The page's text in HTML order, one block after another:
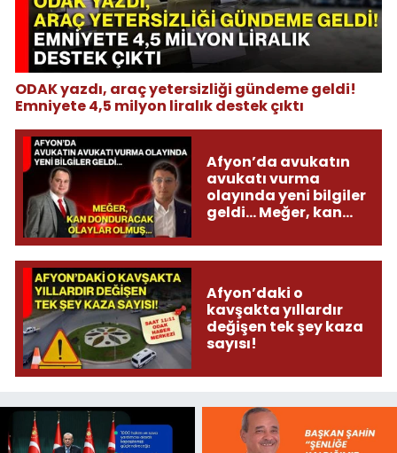
ODAK yazdı, araç yetersizliği gündeme geldi!
Emniyete 4,5 milyon liralık destek çıktı
Afyon’da avukatın
avukatı vurma
olayında yeni bilgiler
geldi... Meğer, kan
olmuş...
Afyon’daki o
kavşakta yıllardır
değişen tek şey kaza
sayısı!